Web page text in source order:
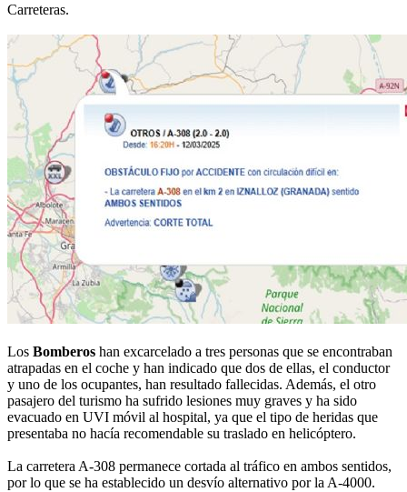
Carreteras.
Los Bomberos han excarcelado a tres personas que se encontraban
atrapadas en el coche y han indicado que dos de ellas, el conductor
y uno de los ocupantes, han resultado fallecidas. Además, el otro
pasajero del turismo ha sufrido lesiones muy graves y ha sido
evacuado en UVI móvil al hospital, ya que el tipo de heridas que
presentaba no hacía recomendable su traslado en helicóptero.
La carretera A-308 permanece cortada al tráfico en ambos sentidos,
por lo que se ha establecido un desvío alternativo por la A-4000.